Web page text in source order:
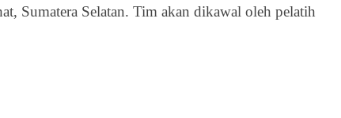
Sumatera Selatan. Tim akan dikawal oleh pelatih